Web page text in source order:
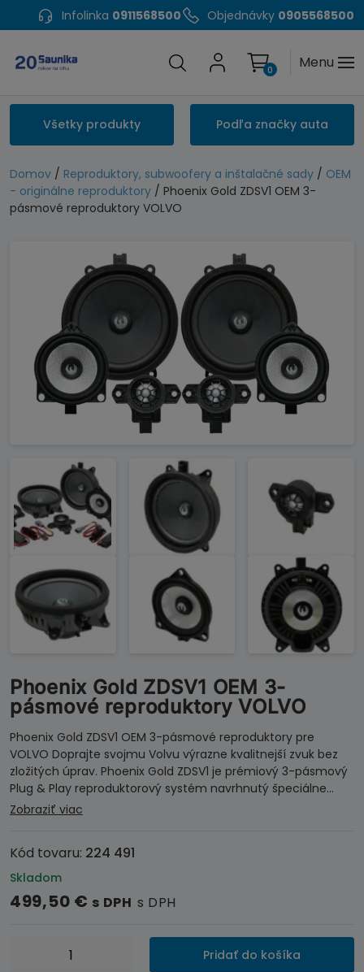
Infolinka 0911568500 Objednávky 0905568500
Menu
0
Všetky produkty Podľa značky auta
Domov / Reproduktory, subwoofery a inštalačné sady / OEM
- originálne reproduktory / Phoenix Gold ZDSV1 OEM 3-
pásmové reproduktory VOLVO
Phoenix Gold ZDSV1 OEM 3-
pásmové reproduktory VOLVO
Phoenix Gold ZDSV1 OEM 3-pásmové reproduktory pre
VOLVO Doprajte svojmu Volvu výrazne kvalitnejší zvuk bez
zložitých úprav. Phoenix Gold ZDSV1 je prémiový 3-pásmový
Plug & Play reproduktorový systém navrhnutý špeciálne…
Zobraziť viac
Kód tovaru: 224 491
Skladom
499,50 € s DPH s DPH
množstvo
Pridať do košíka